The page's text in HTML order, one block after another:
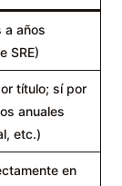
a años
SRE)
título; sí por
anuales
etc.)
en